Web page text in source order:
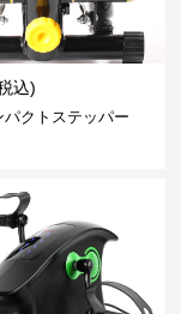
込)
パクトステッパー